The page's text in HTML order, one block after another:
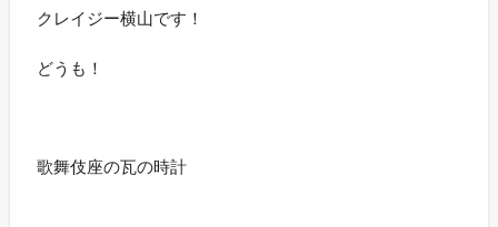
クレイジー横山です！
どうも！
歌舞伎座の瓦の時計